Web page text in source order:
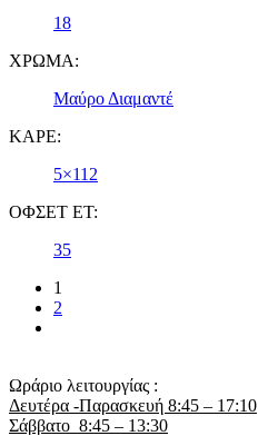
18
ΧΡΩΜΑ:
Μαύρο Διαμαντέ
ΚΑΡΕ:
5×112
ΟΦΣΕΤ ET:
35
1
2
Ωράριο λειτουργίας :
Δευτέρα -Παρασκευή 8:45 – 17:10
Σάββατο 8:45 – 13:30